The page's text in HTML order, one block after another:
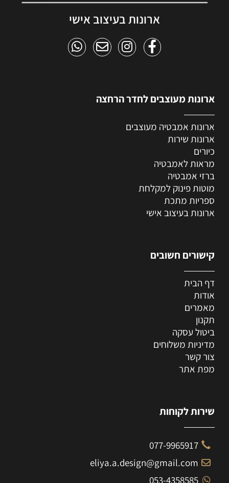
ארונות בעיצוב אישי
ארונות מעוצבים לחדר הרחצה
ארונות אמבטיה מעוצבים
ארונות שירות
כיורים
מראות לאמבטיה
ברזי אמבטיה
מוטות פינוק למקלחת
ספריות מתכת
ארונות בעיצוב אישי
קישורים חשובים
דף הבית
אודות
מאמרים
תקנון
ביטול עסקה
מדיניות משלוחים
צור קשר
מפת אתר
שירות לקוחות
077-9965917
eliya.a.design@gmail.com
053-4358585